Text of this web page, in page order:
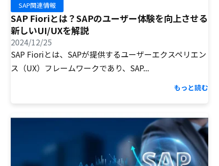
SAP関連情報
SAP Fioriとは？SAPのユーザー体験を向上させる
新しいUI/UXを解説
2024/12/25
SAP Fioriとは、SAPが提供するユーザーエクスペリエン
ス（UX）フレームワークであり、SAP...
もっと読む